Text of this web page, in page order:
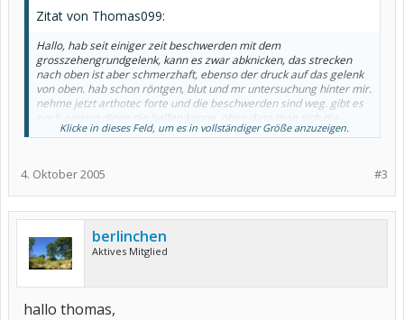
Zitat von Thomas099:
Hallo, hab seit einiger zeit beschwerden mit dem
grosszehengrundgelenk, kann es zwar abknicken, das strecken
nach oben ist aber schmerzhaft, ebenso der druck auf das gelenk
von oben. hab schon röntgen, blut und mr untersuchung hinter mir.
nehme jetzt arthotec forte und die beschwerden sind weg. gibt es
noch andere dinge die helfen könne, ohne dass man sich die
chemische keule täglich reinwirft. bekomme ziemliche blähungen
spiel zusätzlich noch volleyball (nicht wirklich gut aber eine saison
kann ich die zehe speziell für den sport tapen und wenn ja wie,
kenn nur den dachziegelverband, der ist aber nicht wirklich
hilfreich. wer kann mir weiterhelfen
thomas
Klicke in dieses Feld, um es in vollständiger Größe anzuzeigen.
#3
4. Oktober 2005
berlinchen
Aktives Mitglied
hallo thomas,